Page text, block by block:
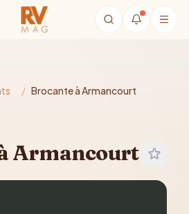
/ Brocante à Armancourt
Armancourt